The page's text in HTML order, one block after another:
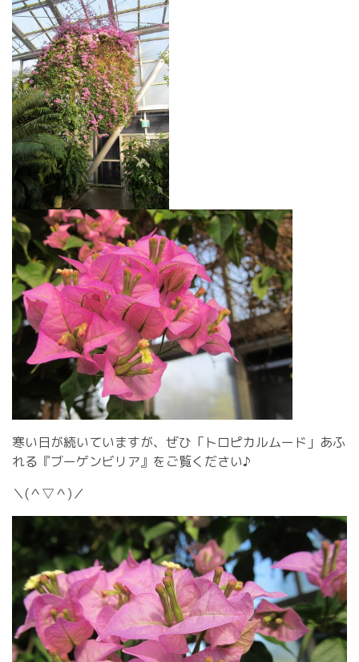
寒い日が続いていますが、ぜひ「トロピカルムード」あふ
れる『ブーゲンビリア』をご覧ください♪
＼(＾▽＾)／